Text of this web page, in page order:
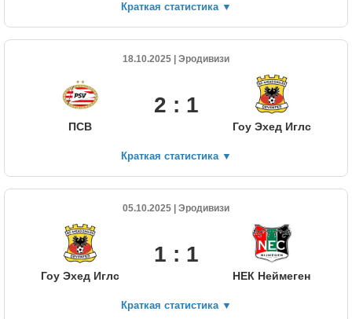
Краткая статистика ▼
18.10.2025 | Эродивизи
ПСВ
2 : 1
Гоу Эхед Иглс
Краткая статистика ▼
05.10.2025 | Эродивизи
Гоу Эхед Иглс
1 : 1
НЕК Неймеген
Краткая статистика ▼